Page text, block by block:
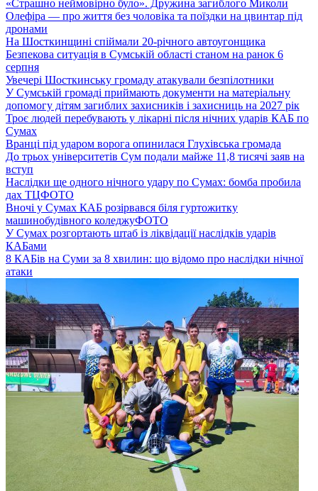
«Страшно неймовірно було». Дружина загиблого Миколи
Олефіра — про життя без чоловіка та поїздки на цвинтар під
дронами
На Шосткинщині спіймали 20-річного автоугонщика
Безпекова ситуація в Сумській області станом на ранок 6
серпня
Увечері Шосткинську громаду атакували безпілотники
У Сумській громаді приймають документи на матеріальну
допомогу дітям загиблих захисників і захисниць на 2027 рік
Троє людей перебувають у лікарні після нічних ударів КАБ по
Сумах
Вранці під ударом ворога опинилася Глухівська громада
До трьох університетів Сум подали майже 11,8 тисячі заяв на
вступ
Наслідки ще одного нічного удару по Сумах: бомба пробила
дах ТЦФОТО
Вночі у Сумах КАБ розірвався біля гуртожитку
машинобудівного коледжуФОТО
У Сумах розгортають штаб із ліквідації наслідків ударів
КАБами
8 КАБів на Суми за 8 хвилин: що відомо про наслідки нічної
атаки